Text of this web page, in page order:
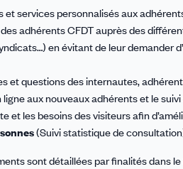
et services personnalisés aux
adhérents CFDT auprès des
en évitant de leur demander
et questions des internautes,
ligne aux nouveaux adhérents et le
et les besoins des visiteurs afin
(Suivi statistique de
sont détaillées par finalités dans